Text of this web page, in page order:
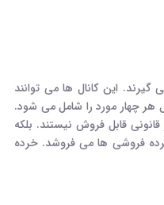
گیرند. این کانال ها می توانند
هر چهار مورد را شامل می شود.
قانونی قابل فروش نیستند. بلکه
فروشی ها می فروشد. خرده